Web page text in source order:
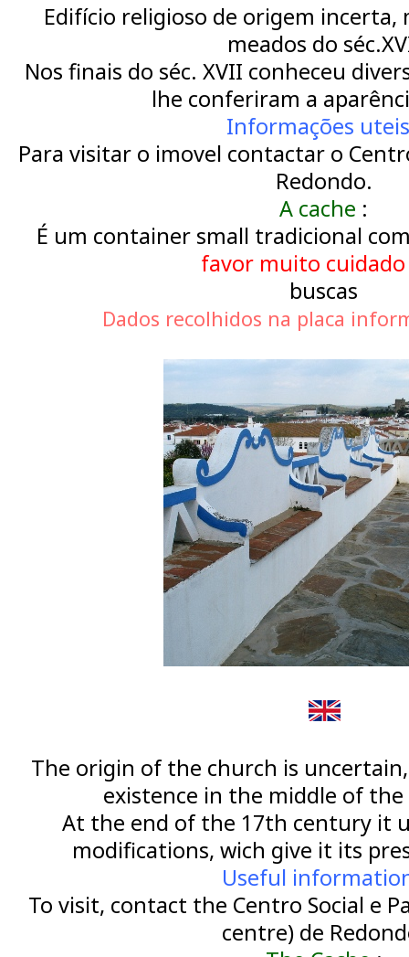
Edifício religioso de origem incerta,
meados do
Nos finais do séc. XVII conheceu
lhe conferiram a
Informações uteis
Para visitar o imovel contactar o
Redondo.
A cache :
É um container small tradicional
favor muito cuidado
buscas
Dados recolhidos na placa
The origin of the church is
existence in the middle of
At the end of the 17th century it
modifications, wich give it its
Useful
To visit, contact the Centro Social e
centre) de